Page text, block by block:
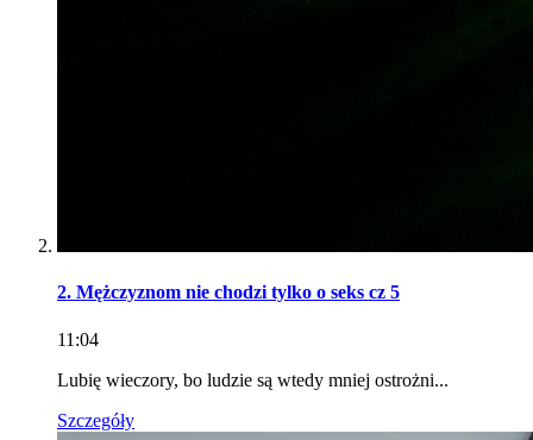
2. Mężczyznom nie chodzi tylko o seks cz 5
11:04
Lubię wieczory, bo ludzie są wtedy mniej ostrożni...
Szczegóły